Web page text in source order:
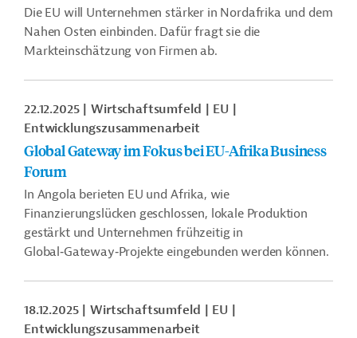
Die EU will Unternehmen stärker in Nordafrika und dem
Nahen Osten einbinden. Dafür fragt sie die
Markteinschätzung von Firmen ab.
22.12.2025 Wirtschaftsumfeld
EU
Entwicklungszusammenarbeit
Global Gateway im Fokus bei EU-Afrika Business
Forum
In Angola berieten EU und Afrika, wie
Finanzierungslücken geschlossen, lokale Produktion
gestärkt und Unternehmen frühzeitig in
Global‑Gateway‑Projekte eingebunden werden können.
18.12.2025 Wirtschaftsumfeld
EU
Entwicklungszusammenarbeit